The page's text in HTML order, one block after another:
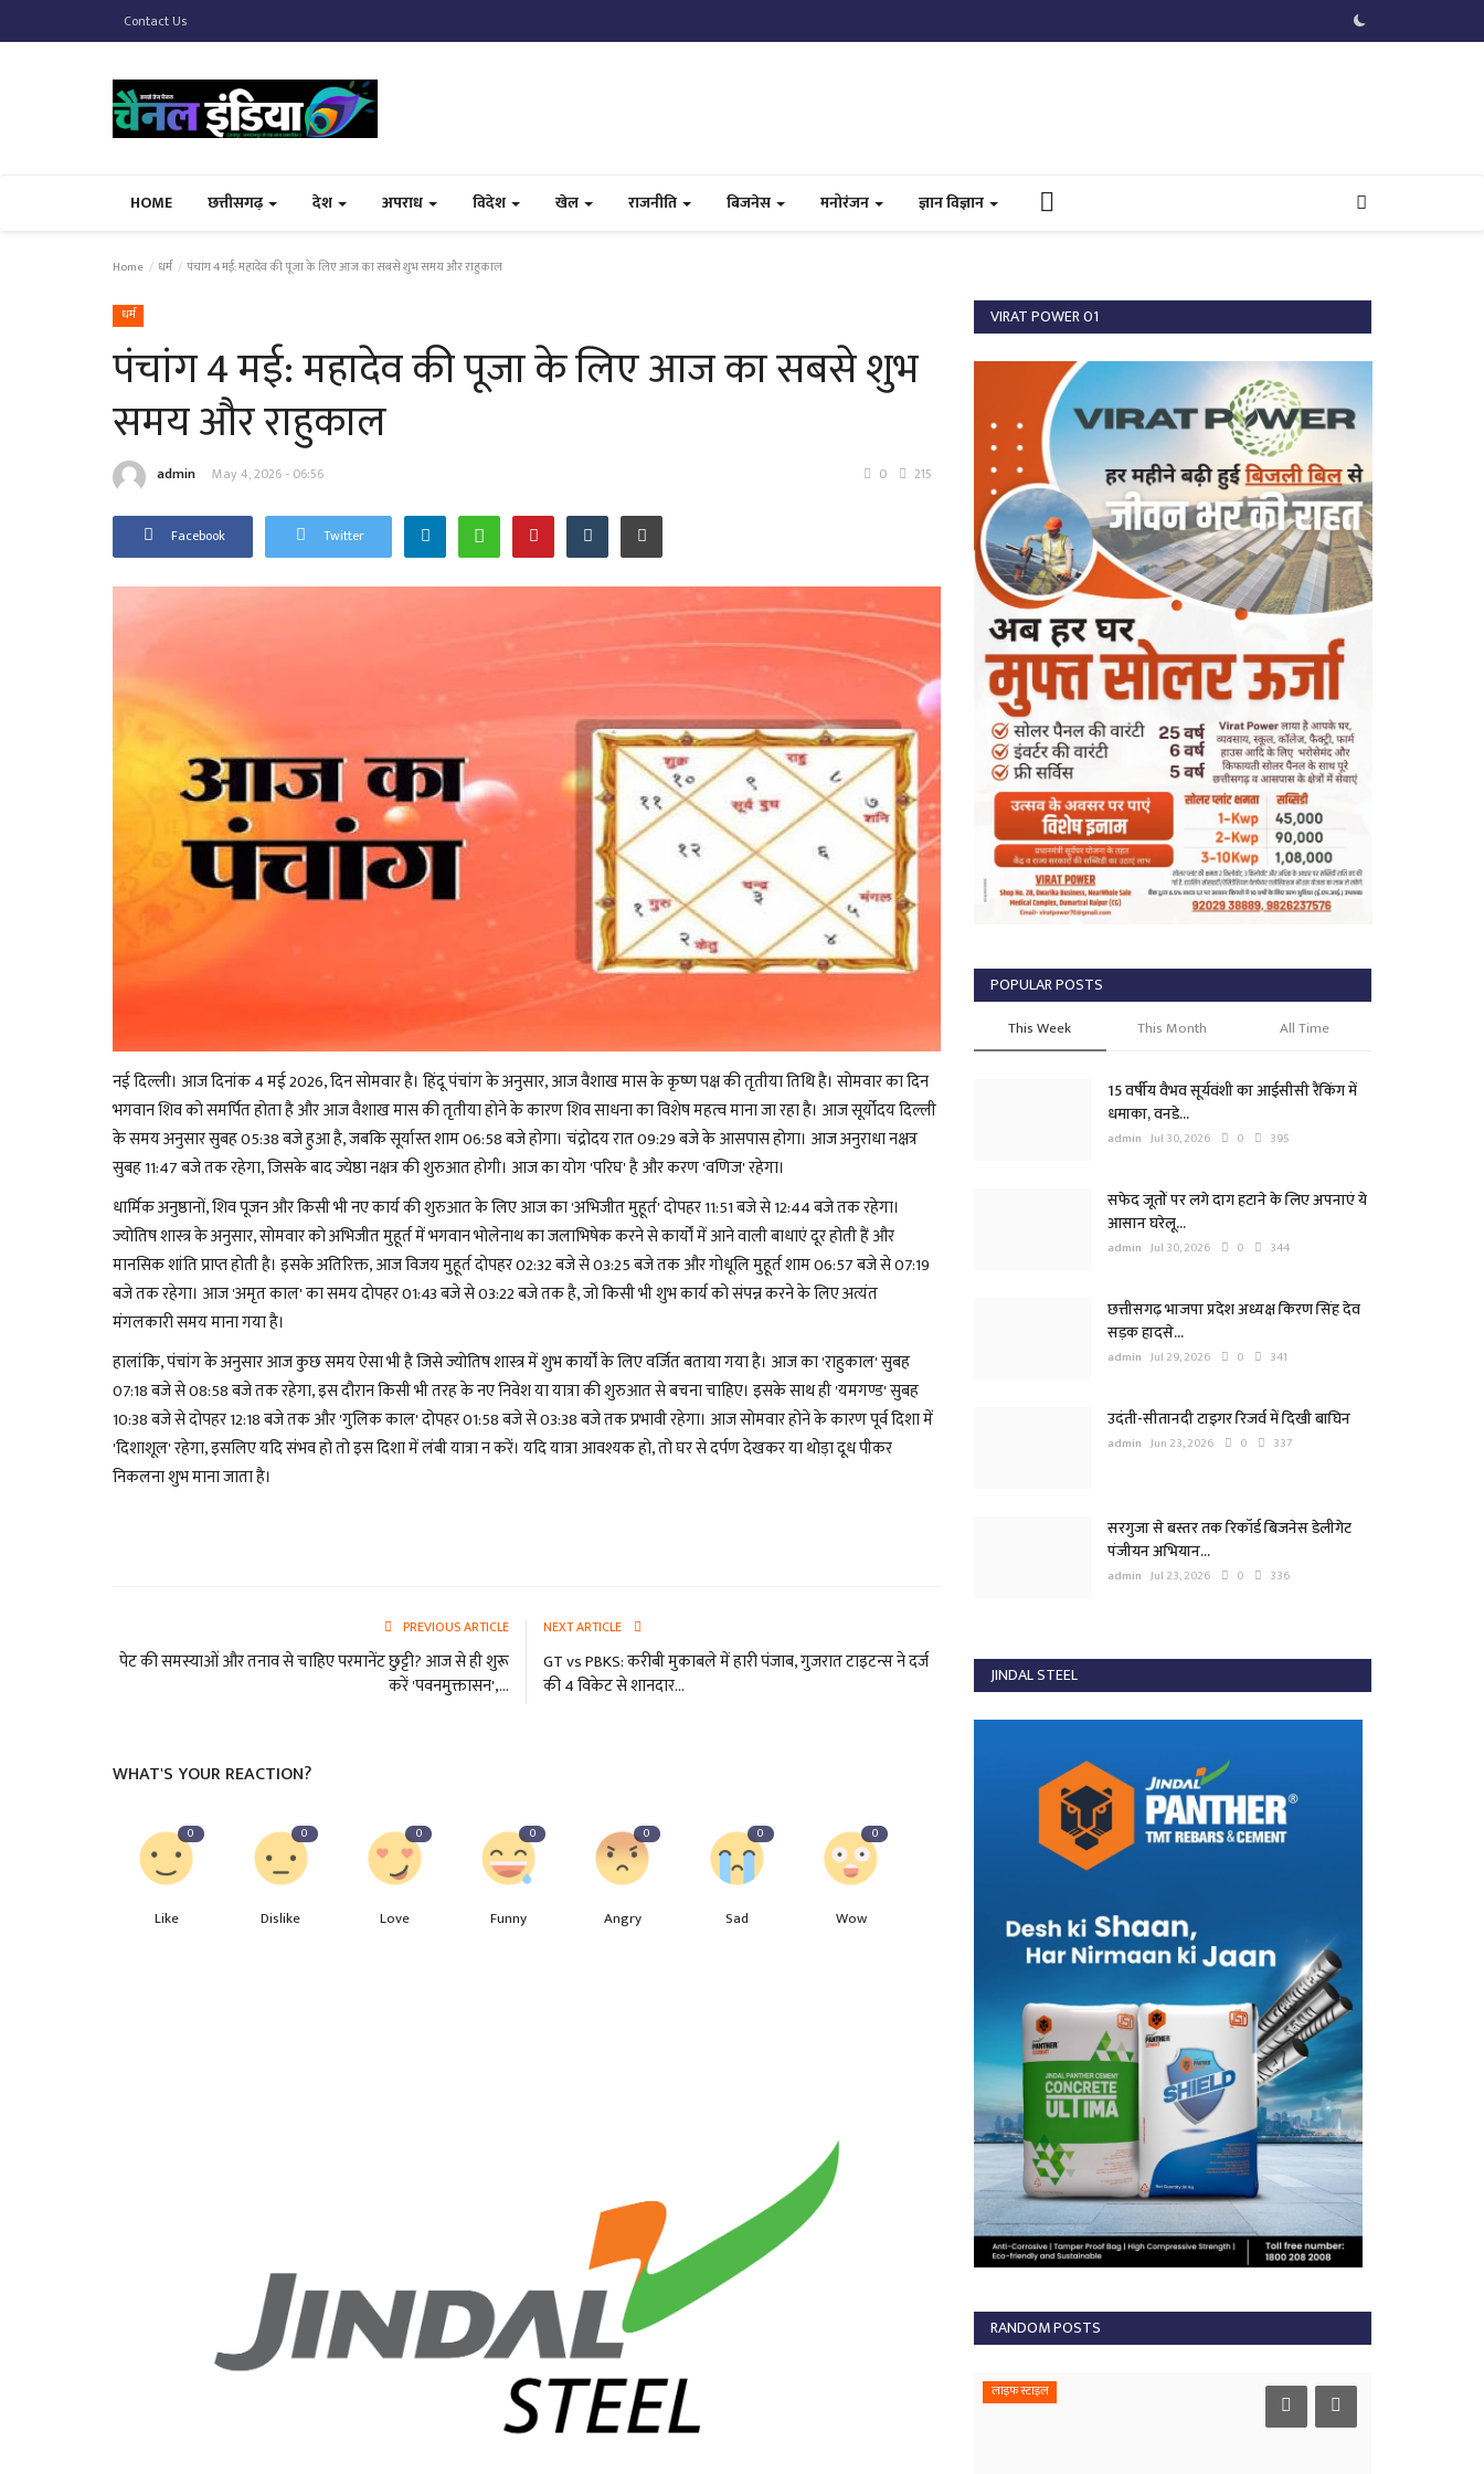
Contact Us
HOME छत्तीसगढ़ देश अपराध विदेश खेल राजनीति बिजनेस मनोरंजन ज्ञान विज्ञान
Home धर्म पंचांग 4 मई: महादेव की पूजा के लिए आज का सबसे शुभ समय और राहुकाल
धर्म
पंचांग 4 मई: महादेव की पूजा के लिए आज का सबसे शुभ
समय और राहुकाल
admin May 4, 2026 - 06:56 0 215
Facebook Twitter
नई दिल्ली। आज दिनांक 4 मई 2026, दिन सोमवार है। हिंदू पंचांग के अनुसार, आज वैशाख मास के कृष्ण पक्ष की तृतीया तिथि है। सोमवार का दिन
भगवान शिव को समर्पित होता है और आज वैशाख मास की तृतीया होने के कारण शिव साधना का विशेष महत्व माना जा रहा है। आज सूर्योदय दिल्ली
के समय अनुसार सुबह 05:38 बजे हुआ है, जबकि सूर्यास्त शाम 06:58 बजे होगा। चंद्रोदय रात 09:29 बजे के आसपास होगा। आज अनुराधा नक्षत्र
सुबह 11:47 बजे तक रहेगा, जिसके बाद ज्येष्ठा नक्षत्र की शुरुआत होगी। आज का योग 'परिघ' है और करण 'वणिज' रहेगा।
धार्मिक अनुष्ठानों, शिव पूजन और किसी भी नए कार्य की शुरुआत के लिए आज का 'अभिजीत मुहूर्त' दोपहर 11:51 बजे से 12:44 बजे तक रहेगा।
ज्योतिष शास्त्र के अनुसार, सोमवार को अभिजीत मुहूर्त में भगवान भोलेनाथ का जलाभिषेक करने से कार्यों में आने वाली बाधाएं दूर होती हैं और
मानसिक शांति प्राप्त होती है। इसके अतिरिक्त, आज विजय मुहूर्त दोपहर 02:32 बजे से 03:25 बजे तक और गोधूलि मुहूर्त शाम 06:57 बजे से 07:19
बजे तक रहेगा। आज 'अमृत काल' का समय दोपहर 01:43 बजे से 03:22 बजे तक है, जो किसी भी शुभ कार्य को संपन्न करने के लिए अत्यंत
मंगलकारी समय माना गया है।
हालांकि, पंचांग के अनुसार आज कुछ समय ऐसा भी है जिसे ज्योतिष शास्त्र में शुभ कार्यों के लिए वर्जित बताया गया है। आज का 'राहुकाल' सुबह
07:18 बजे से 08:58 बजे तक रहेगा, इस दौरान किसी भी तरह के नए निवेश या यात्रा की शुरुआत से बचना चाहिए। इसके साथ ही 'यमगण्ड' सुबह
10:38 बजे से दोपहर 12:18 बजे तक और 'गुलिक काल' दोपहर 01:58 बजे से 03:38 बजे तक प्रभावी रहेगा। आज सोमवार होने के कारण पूर्व दिशा में
'दिशाशूल' रहेगा, इसलिए यदि संभव हो तो इस दिशा में लंबी यात्रा न करें। यदि यात्रा आवश्यक हो, तो घर से दर्पण देखकर या थोड़ा दूध पीकर
निकलना शुभ माना जाता है।
PREVIOUS ARTICLE
पेट की समस्याओं और तनाव से चाहिए परमानेंट छुट्टी? आज से ही शुरू
करें 'पवनमुक्तासन',...
NEXT ARTICLE
GT vs PBKS: करीबी मुकाबले में हारी पंजाब, गुजरात टाइटन्स ने दर्ज
की 4 विकेट से शानदार...
WHAT'S YOUR REACTION?
0
Like
0
Dislike
0
Love
0
Funny
0
Angry
0
Sad
0
Wow
VIRAT POWER 01
POPULAR POSTS
This Week This Month All Time
15 वर्षीय वैभव सूर्यवंशी का आईसीसी रैंकिंग में
धमाका, वनडे...
admin Jul 30, 2026 0 395
सफेद जूतों पर लगे दाग हटाने के लिए अपनाएं ये
आसान घरेलू...
admin Jul 30, 2026 0 344
छत्तीसगढ़ भाजपा प्रदेश अध्यक्ष किरण सिंह देव
सड़क हादसे...
admin Jul 29, 2026 0 341
उदंती-सीतानदी टाइगर रिजर्व में दिखी बाघिन
admin Jun 23, 2026 0 337
सरगुजा से बस्तर तक रिकॉर्ड बिजनेस डेलीगेट
पंजीयन अभियान...
admin Jul 23, 2026 0 336
JINDAL STEEL
RANDOM POSTS
लाइफ स्टाइल